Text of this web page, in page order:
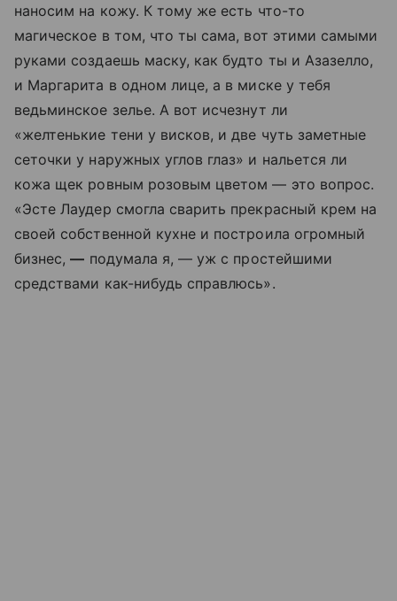
наносим на кожу. К тому же есть что-то
магическое в том, что ты сама, вот этими самыми
руками создаешь маску, как будто ты и Азазелло,
и Маргарита в одном лице, а в миске у тебя
ведьминское зелье. А вот исчезнут ли
«желтенькие тени у висков, и две чуть заметные
сеточки у наружных углов глаз» и нальется ли
кожа щек ровным розовым цветом — это вопрос.
«Эсте Лаудер смогла сварить прекрасный крем на
своей собственной кухне и построила огромный
бизнес,— подумала я, — уж с простейшими
средствами как-нибудь справлюсь».